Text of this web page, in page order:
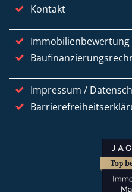
Kontakt
Immobilienbewertung
Impressum /